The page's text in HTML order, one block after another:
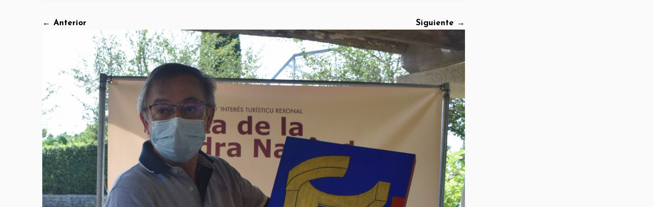
← Anterior Siguiente →